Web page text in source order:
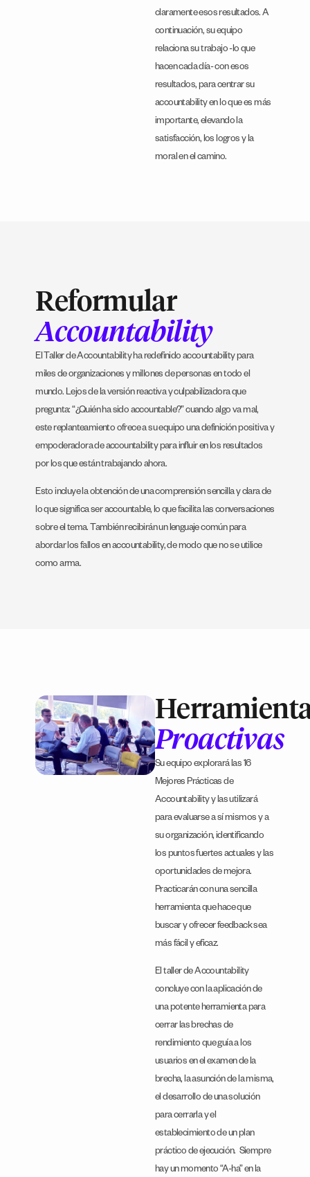
claramente esos resultados. A
continuación, su equipo
relaciona su trabajo -lo que
hacen cada día- con esos
resultados, para centrar su
accountability en lo que es más
importante, elevando la
satisfacción, los logros y la
moral en el camino.
Reformular
Accountability
El Taller de Accountability ha redefinido accountability para
miles de organizaciones y millones de personas en todo el
mundo. Lejos de la versión reactiva y culpabilizadora que
pregunta: “¿Quién ha sido accountable?” cuando algo va mal,
este replanteamiento ofrece a su equipo una definición positiva y
empoderadora de accountability para influir en los resultados
por los que están trabajando ahora.
Esto incluye la obtención de una comprensión sencilla y clara de
lo que significa ser accountable, lo que facilita las conversaciones
sobre el tema. También recibirán un lenguaje común para
abordar los fallos en accountability, de modo que no se utilice
como arma.
Proactivas
Su equipo explorará las 16
Mejores Prácticas de
Accountability y las utilizará
para evaluarse a sí mismos y a
su organización, identificando
los puntos fuertes actuales y las
oportunidades de mejora.
Practicarán con una sencilla
herramienta que hace que
buscar y ofrecer feedback sea
más fácil y eficaz.
El taller de Accountability
concluye con la aplicación de
una potente herramienta para
cerrar las brechas de
rendimiento que guía a los
usuarios en el examen de la
brecha, la asunción de la misma,
el desarrollo de una solución
para cerrarla y el
establecimiento de un plan
práctico de ejecución. Siempre
hay un momento “A-ha” en la